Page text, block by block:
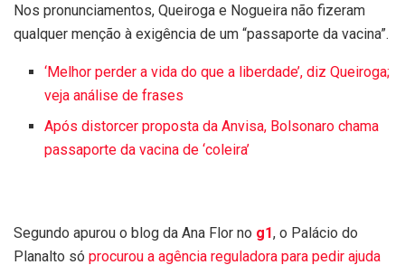
Nos pronunciamentos, Queiroga e Nogueira não fizeram
qualquer menção à exigência de um “passaporte da vacina”.
‘Melhor perder a vida do que a liberdade’, diz Queiroga;
veja análise de frases
Após distorcer proposta da Anvisa, Bolsonaro chama
passaporte da vacina de ‘coleira’
Segundo apurou o blog da Ana Flor no g1, o Palácio do
Planalto só procurou a agência reguladora para pedir ajuda